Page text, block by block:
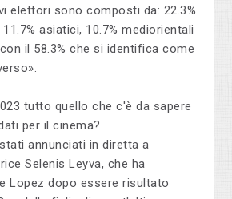
elettori sono composti da: 22.3%
11.7% asiatici, 10.7% mediorientali
il 58.3% che si identifica come
tutto quello che c'è da sapere
per il cinema?
annunciati in diretta a
Selenis Leyva, che ha
Lopez dopo essere risultato